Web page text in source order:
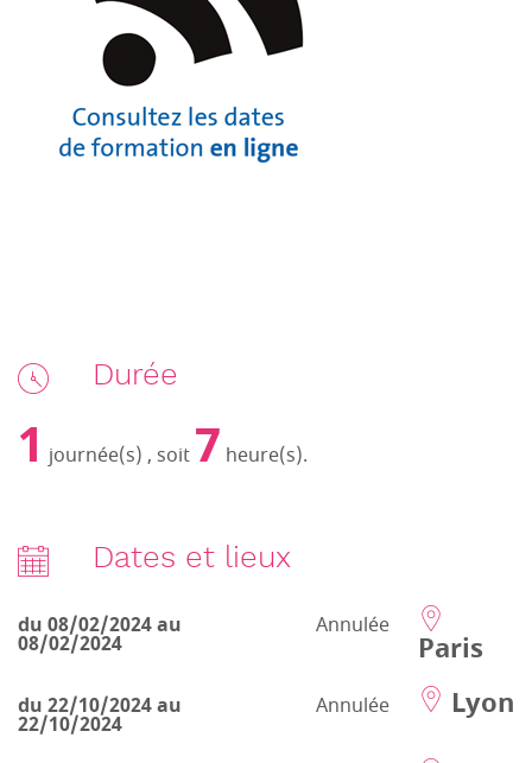
Durée
1 journée(s) , soit 7 heure(s).
Dates et lieux
du 08/02/2024 au
08/02/2024
Annulée
Paris
du 22/10/2024 au
22/10/2024
Annulée Lyon